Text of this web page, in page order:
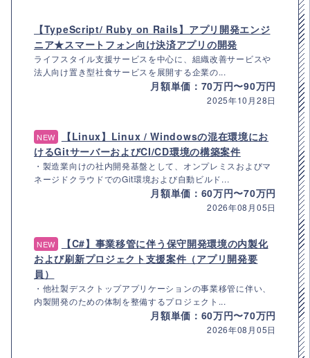
【TypeScript/ Ruby on Rails】アプリ開発エンジ
ニア★スマートフォン向け決済アプリの開発
ライフスタイル支援サービスを中心に、組織改善サービスや
法人向け置き型社食サービスを展開する企業の...
月額単価：70万円〜90万円
2025年10月28日
NEW
【Linux】Linux / Windowsの混在環境にお
けるGitサーバーおよびCI/CD環境の構築案件
・製造業向けの社内開発基盤として、オンプレミスおよびマ
ネージドクラウドでのGit環境および自動ビルド...
月額単価：60万円〜70万円
2026年08月05日
NEW
【C#】事業移管に伴う保守開発環境の内製化
および刷新プロジェクト支援案件（アプリ開発要
員）
・他社製デスクトップアプリケーションの事業移管に伴い、
内製開発のための体制を整備するプロジェクト...
月額単価：60万円〜70万円
2026年08月05日